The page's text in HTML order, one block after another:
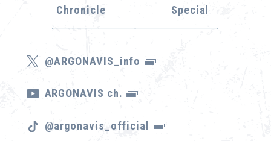
Chronicle Special
@ARGONAVIS_info
ARGONAVIS ch.
@argonavis_official